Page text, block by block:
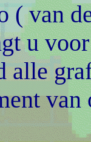
( van
u
alle